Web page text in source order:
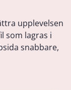
upplevelsen
som lagras i
snabbare,